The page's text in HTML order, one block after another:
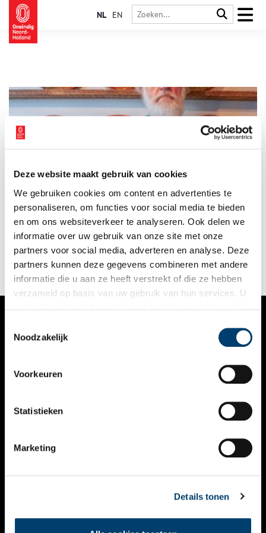
Deze website maakt gebruik van cookies
We gebruiken cookies om content en advertenties te
personaliseren, om functies voor social media te bieden
en om ons websiteverkeer te analyseren. Ook delen we
informatie over uw gebruik van onze site met onze
partners voor social media, adverteren en analyse. Deze
partners kunnen deze gegevens combineren met andere
informatie die u aan ze heeft verstrekt of die ze hebben
verzameld op basis van uw gebruik van hun services. U
Noodzakelijk
Voorkeuren
Statistieken
Marketing
Details tonen
NL EN
Huis van Hilde
Veertig jaar verzamelde Sjek Venhuis uit Santpoort-Noord
schotels, kommen en vuurklokken uit de zestiende en
zeventiende eeuw. Het is keramiek met een hoge museale
waarde, maar omdat ook Sjek niet het eeuwige leven heeft,
schonk hij een groot deel van zijn collectie aan archeologisch
museum Huis van Hilde in Castricum.
VERHALEN
KALENDER
THEMA’S
VIDEO’S
CONTACT